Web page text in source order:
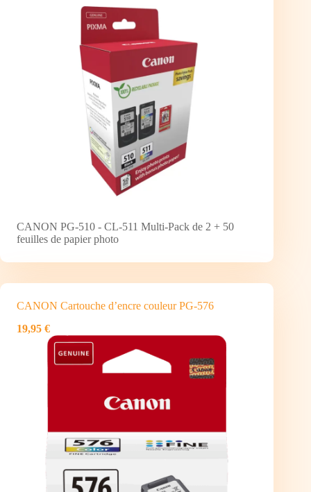
CANON PG-510 - CL-511 Multi-Pack de 2 + 50
feuilles de papier photo
CANON Cartouche d’encre couleur PG-576
19,95 €